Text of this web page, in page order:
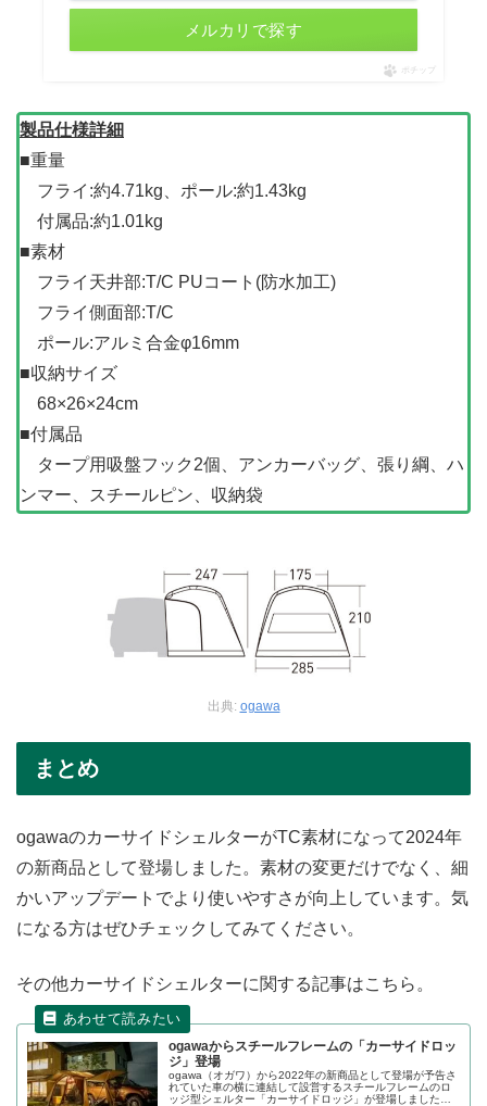
メルカリで探す
ポチップ
製品仕様詳細
■重量
フライ:約4.71kg、ポール:約1.43kg
付属品:約1.01kg
■素材
フライ天井部:T/C PUコート(防水加工)
フライ側面部:T/C
ポール:アルミ合金φ16mm
■収納サイズ
68×26×24cm
■付属品
タープ用吸盤フック2個、アンカーバッグ、張り綱、ハ
ンマー、スチールピン、収納袋
出典: ogawa
まとめ
ogawaのカーサイドシェルターがTC素材になって2024年
の新商品として登場しました。素材の変更だけでなく、細
かいアップデートでより使いやすさが向上しています。気
になる方はぜひチェックしてみてください。
その他カーサイドシェルターに関する記事はこちら。
ogawaからスチールフレームの「カーサイドロッ
ジ」登場
ogawa（オガワ）から2022年の新商品として登場が予告さ
れていた車の横に連結して設営するスチールフレームのロ
ッジ型シェルター「カーサイドロッジ」が登場しました。